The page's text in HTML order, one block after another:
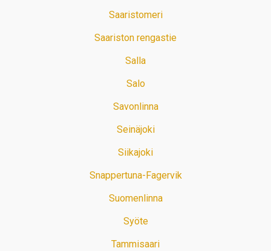
Saaristomeri
Saariston rengastie
Salla
Salo
Savonlinna
Seinäjoki
Siikajoki
Snappertuna-Fagervik
Suomenlinna
Syöte
Tammisaari